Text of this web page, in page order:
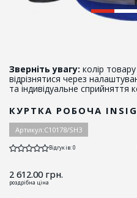
Зверніть увагу: колір
відрізнятися через
та індивідуальне сприйняття
КУРТКА РОБОЧА
Артикул:C10178/SH3
Відгуків: 0
2 612.00грн.
роздрібна ціна